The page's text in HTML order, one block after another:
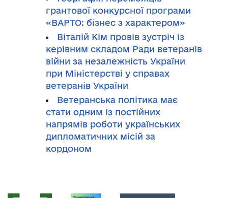
грантової конкурсної програми
«ВАРТО: бізнес з характером»
Віталій Кім провів зустріч із
керівним складом Ради ветеранів
війни за незалежність України
при Міністерстві у справах
ветеранів України
Ветеранська політика має
стати одним із постійних
напрямів роботи українських
дипломатичних місій за
кордоном